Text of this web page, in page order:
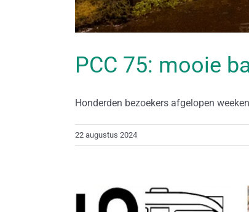
PCC 75: mooie
Honderden bezoekers afgelopen
22 augustus 2024